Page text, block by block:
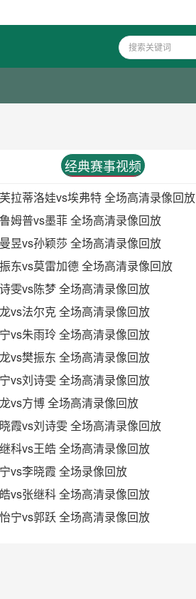
经典赛事视频
拉蒂洛娃vs埃弗特 全场高清录像回放
姆普vs墨菲 全场高清录像回放
昱vs孙颖莎 全场高清录像回放
东vs莫雷加德 全场高清录像回放
雯vs陈梦 全场高清录像回放
vs法尔克 全场高清录像回放
vs朱雨玲 全场高清录像回放
vs樊振东 全场高清录像回放
vs刘诗雯 全场高清录像回放
vs方博 全场高清录像回放
霞vs刘诗雯 全场高清录像回放
科vs王皓 全场高清录像回放
vs李晓霞 全场录像回放
vs张继科 全场高清录像回放
宁vs郭跃 全场高清录像回放